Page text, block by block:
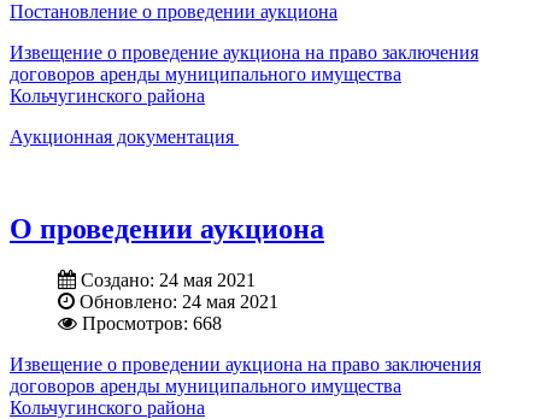
Постановление о проведении аукциона
Извещение о проведение аукциона на право заключения
договоров аренды муниципального имущества
Кольчугинского района
Аукционная документация
О проведении аукциона
Создано: 24 мая 2021
Обновлено: 24 мая 2021
Просмотров: 668
Извещение о проведении аукциона на право заключения
договоров аренды муниципального имущества
Кольчугинского района